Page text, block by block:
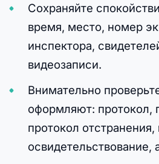
Сохраняйте
время, место, номер
инспектора,
видеозаписи.
Внимательно
оформляют: протокол,
протокол
освидетельствование,